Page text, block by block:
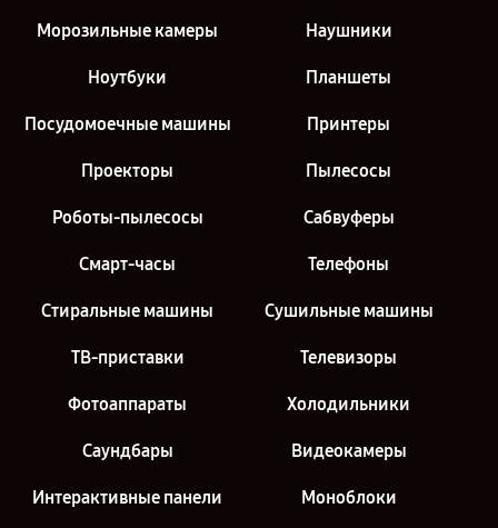
Морозильные камеры Наушники
Ноутбуки Планшеты
Посудомоечные машины Принтеры
Проекторы Пылесосы
Роботы-пылесосы Сабвуферы
Смарт-часы Телефоны
Стиральные машины Сушильные машины
ТВ-приставки Телевизоры
Фотоаппараты Холодильники
Саундбары Видеокамеры
Интерактивные панели Моноблоки